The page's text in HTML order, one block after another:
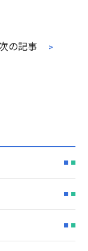
の記事 >